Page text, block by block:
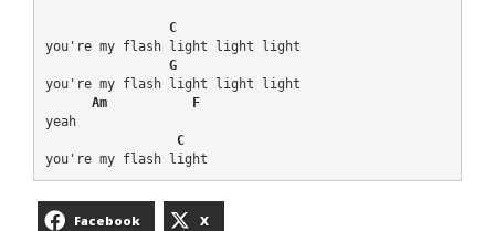
    C
you're my flash light light light
  G
you're my flash light light light
Am           F
yeah
C
you're my flash light
Facebook X